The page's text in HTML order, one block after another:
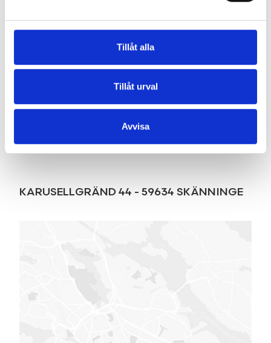
Tillåt alla
Tillåt urval
Avvisa
Planritning
Karta
KARUSELLGRÄND 44 - 59634 SKÄNNINGE